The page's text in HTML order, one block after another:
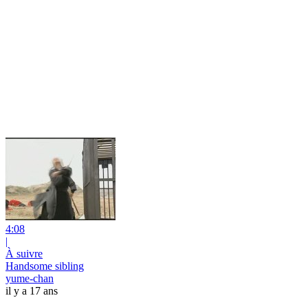
4:08
|
À suivre
Handsome sibling
yume-chan
il y a 17 ans